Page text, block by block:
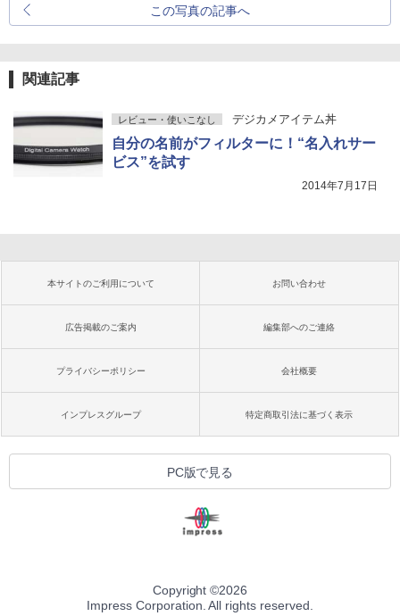
この写真の記事へ
関連記事
レビュー・使いこなし デジカメアイテム丼
自分の名前がフィルターに！“名入れサー
ビス”を試す
2014年7月17日
本サイトのご利用について お問い合わせ
広告掲載のご案内 編集部へのご連絡
プライバシーポリシー 会社概要
インプレスグループ 特定商取引法に基づく表示
PC版で見る
Copyright ©2026
Impress Corporation. All rights reserved.